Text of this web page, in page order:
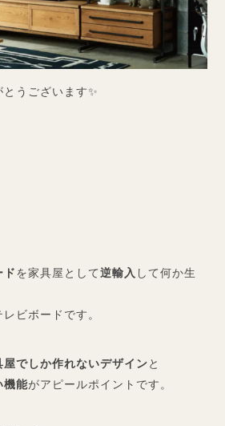
うございます✨
ドを家具屋として逆輸入 して何か生
ビボードです。
屋でしか作れないデザインと
機能がアピールポイントです。